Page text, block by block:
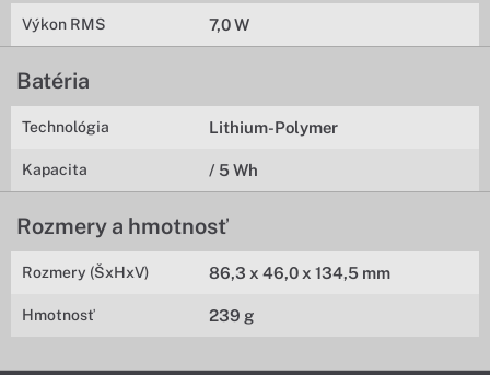
Výkon RMS 7,0 W
Batéria
Technológia Lithium-Polymer
Kapacita / 5 Wh
Rozmery a hmotnosť
Rozmery (ŠxHxV) 86,3 x 46,0 x 134,5 mm
Hmotnosť 239 g